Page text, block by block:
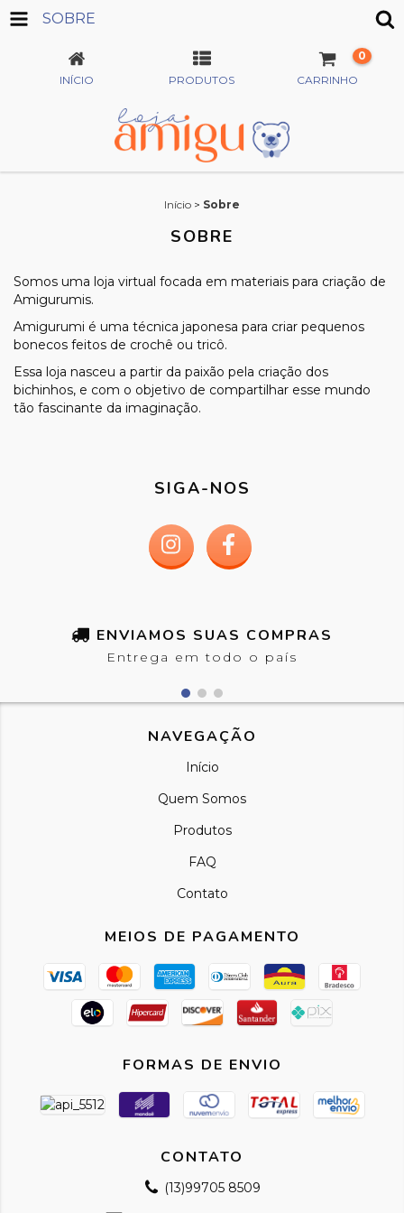
SOBRE
INÍCIO PRODUTOS CARRINHO
0
Início > Sobre
SOBRE
Somos uma loja virtual focada em materiais para criação de
Amigurumis.
Amigurumi é uma técnica japonesa para criar pequenos
bonecos feitos de crochê ou tricô.
Essa loja nasceu a partir da paixão pela criação dos
bichinhos, e com o objetivo de compartilhar esse mundo
tão fascinante da imaginação.
SIGA-NOS
ENVIAMOS SUAS COMPRAS
Entrega em todo o país
NAVEGAÇÃO
Início
Quem Somos
Produtos
FAQ
Contato
MEIOS DE PAGAMENTO
FORMAS DE ENVIO
CONTATO
(13)99705 8509